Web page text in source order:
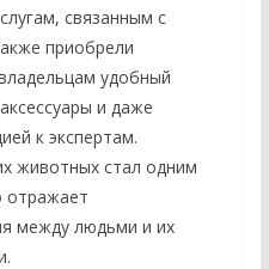
связанным с
приобрели
удобный
и даже
к экспертам.
животных стал одним
отражает
между людьми и их